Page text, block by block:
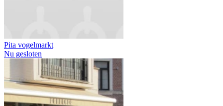
Pita vogelmarkt
Nu gesloten